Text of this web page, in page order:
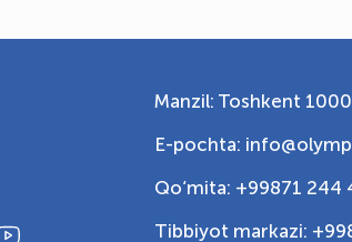
Manzil: Toshkent
E-pochta:
Qo‘mita: +99871 244
Tibbiyot markazi: